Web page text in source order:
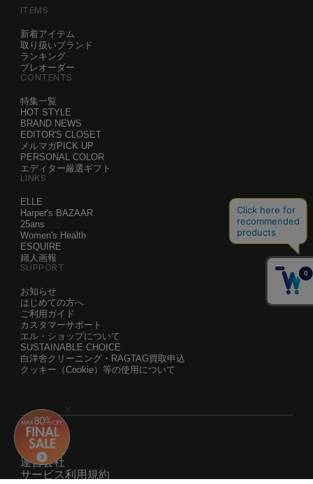
ITEMS
新着アイテム
取り扱いブランド
ランキング
プレオーダー
CONTENTS
特集一覧
HOT STYLE
BRAND NEWS
EDITOR'S CLOSET
メルマガPICK UP
PERSONAL COLOR
エディター厳選ギフト
LINKS
ELLE
Harper's BAZAAR
25ans
Women's Health
ESQUIRE
婦人画報
SUPPORT
お知らせ
はじめての方へ
ご利用ガイド
カスタマーサポート
エル・ショップについて
SUSTAINABLE CHOICE
白洋舍クリーニング・RAGTAG買取申込
クッキー（Cookie）等の使用について
運営会社
サービス利用規約